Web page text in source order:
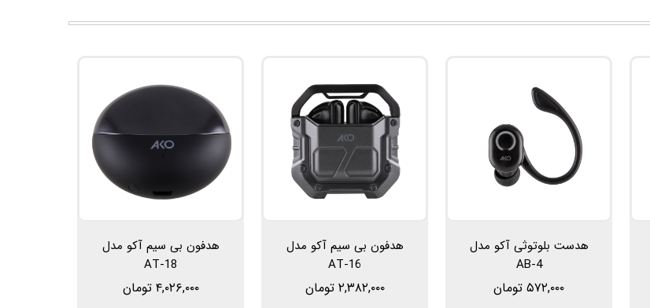
هدست بلوتوثی آکو مدل
AB-4
۵۷۲,۰۰۰ تومان
هدفون بی سیم آکو مدل
AT-16
۲,۳۸۲,۰۰۰ تومان
هدفون بی سیم آکو مدل
AT-18
۴,۰۲۶,۰۰۰ تومان